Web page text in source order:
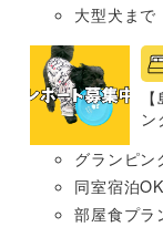
大型犬まで
ン
グランピン
同室宿泊OK
部屋食プラ